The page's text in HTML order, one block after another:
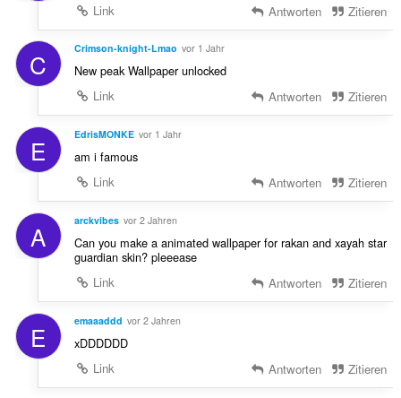
Link
Antworten Zitieren
C Crimson-knight-Lmao vor 1 Jahr
New peak Wallpaper unlocked
Link
Antworten Zitieren
E EdrisMONKE vor 1 Jahr
am i famous
Link
Antworten Zitieren
A arckvibes vor 2 Jahren
Can you make a animated wallpaper for rakan and xayah star
guardian skin? pleeease
Link
Antworten Zitieren
E emaaaddd vor 2 Jahren
xDDDDDD
Link
Antworten Zitieren